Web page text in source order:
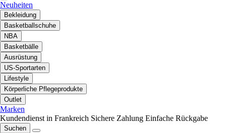
Neuheiten
Bekleidung
Basketballschuhe
NBA
Basketbälle
Ausrüstung
US-Sportarten
Lifestyle
Körperliche Pflegeprodukte
Outlet
Marken
Kundendienst in Frankreich Sichere Zahlung Einfache Rückgabe
Suchen